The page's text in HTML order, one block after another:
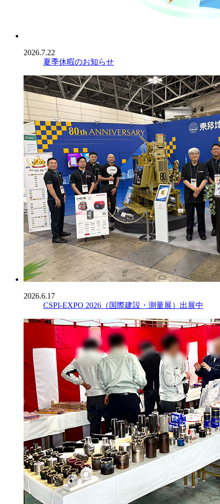
2026.7.22
夏季休暇のお知らせ
2026.6.17
CSPI-EXPO 2026（国際建設・測量展）出展中